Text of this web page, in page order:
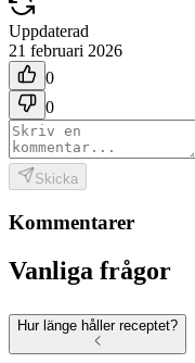
Uppdaterad
21 februari 2026
0
0
Skicka
Kommentarer
Vanliga frågor
Hur länge håller receptet?